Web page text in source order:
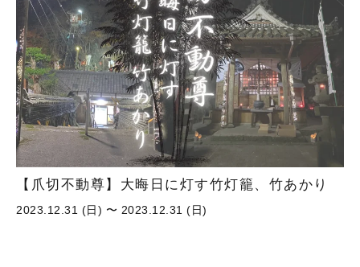
【爪切不動尊】大晦日に灯す竹灯籠、竹あかり
2023.12.31 (日) 〜 2023.12.31 (日)